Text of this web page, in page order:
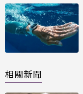
相關新聞